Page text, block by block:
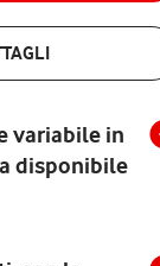
variabile in
disponibile